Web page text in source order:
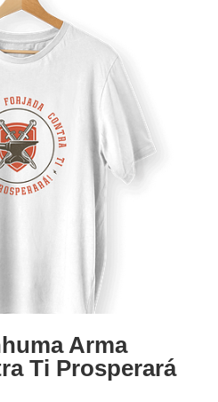
Arma
Ti Prosperará